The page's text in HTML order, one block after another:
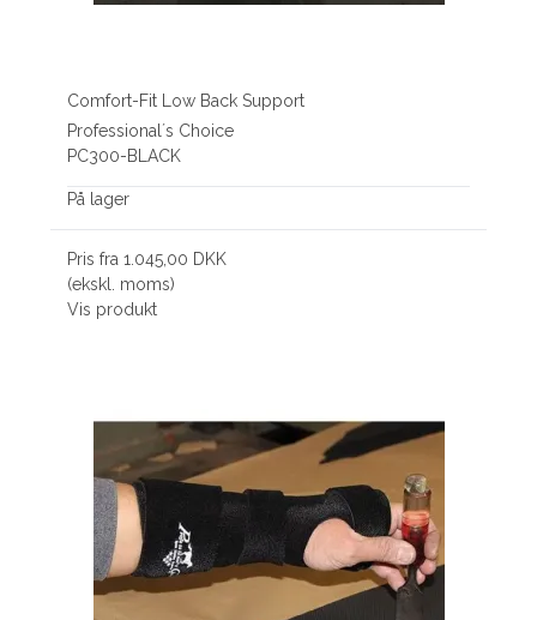
Comfort-Fit Low Back Support
Professional´s Choice
PC300-BLACK
På lager
Pris fra1.045,00 DKK
(ekskl. moms)
Vis produkt